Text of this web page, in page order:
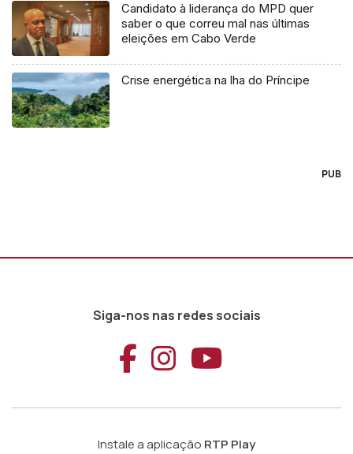
Candidato à liderança do MPD quer
saber o que correu mal nas últimas
eleições em Cabo Verde
Crise energética na lha do Príncipe
PUB
Siga-nos nas redes sociais
Aceder ao
Aceder ao
Aceder
Instale a aplicação RTP Play